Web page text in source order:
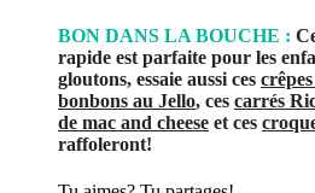
BON DANS LA BOUCHE :
rapide est parfaite pour les
gloutons, essaie aussi ces
bonbons au Jello, ces carrés
de mac and cheese et ces
raffoleront!